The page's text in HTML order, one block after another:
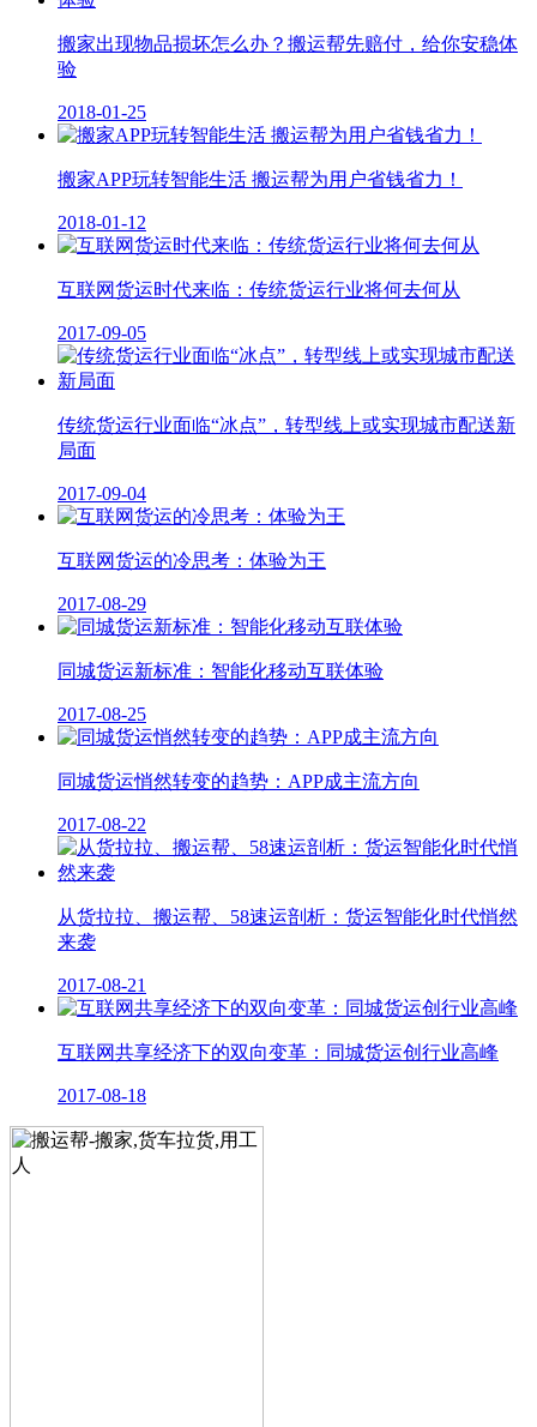
搬家出现物品损坏怎么办？搬运帮先赔付，给你安稳体
验
2018-01-25
搬家APP玩转智能生活 搬运帮为用户省钱省力！
2018-01-12
互联网货运时代来临：传统货运行业将何去何从
2017-09-05
传统货运行业面临“冰点”，转型线上或实现城市配送新
局面
2017-09-04
互联网货运的冷思考：体验为王
2017-08-29
同城货运新标准：智能化移动互联体验
2017-08-25
同城货运悄然转变的趋势：APP成主流方向
2017-08-22
从货拉拉、搬运帮、58速运剖析：货运智能化时代悄然
来袭
2017-08-21
互联网共享经济下的双向变革：同城货运创行业高峰
2017-08-18